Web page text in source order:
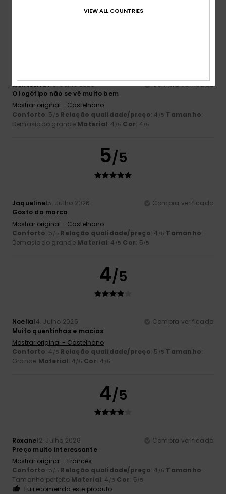
Montserrat15. Julho 2026
Compra verificada
O logótipo não se vê muito bem
Mostrar original - Castelhano
Conforto: 5 /5 Relação qualidade/preço: 4 /5 Tamanho:
Demasiado grande Material: 4 /5 Cor: 4/5
5/5
Jaqueline15. Julho 2026
Compra verificada
Gosto da marca
Mostrar original - Castelhano
Conforto: 5 /5 Relação qualidade/preço: 4 /5 Tamanho:
Demasiado grande Material: 4 /5 Cor: 5/5
4/5
Noelia14. Julho 2026
Compra verificada
Muito quentinhas e macias
Mostrar original - Castelhano
Conforto: 4 /5 Relação qualidade/preço: 5 /5 Tamanho:
Grande Material: 4/5 Cor: 4 /5
4/5
Roxane12. Julho 2026
Compra verificada
Preço muito interessante
Mostrar original - Francês
Conforto: 5 /5 Relação qualidade/preço: 4 /5 Tamanho:
Tamanho perfeito Material: 4 /5 Cor: 5/5
Eu recomendo este produto
VIEW ALL COUNTRIES